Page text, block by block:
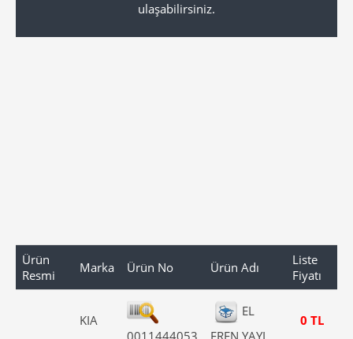
ulaşabilirsiniz.
Ürün
Resmi
Marka Ürün No Ürün Adı
Liste
Fiyatı
KIA
0011444053
EL
FREN YAYI
0 TL